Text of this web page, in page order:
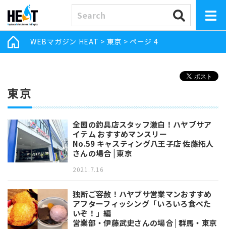
WEBマガジン HEAT > 東京 > ページ 4
東京
全国の釣具店スタッフ激白！ハヤブサア
イテム おすすめマンスリー
No.59 キャスティング八王子店 佐藤拓人
さんの場合 | 東京
2021.7.16
独断ご容赦！ハヤブサ営業マンおすすめ
アフターフィッシング「いろいろ食べた
いぞ！」編
営業部・伊藤武史さんの場合 | 群馬・東京